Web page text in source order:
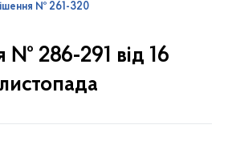
№ 261-320
№ 286-291 від 16
листопада